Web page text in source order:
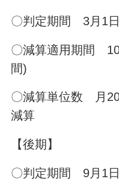
〇判定期間 3月1
〇減算適用期間
間)
〇減算単位数 月
減算
【後期】
〇判定期間 9月1